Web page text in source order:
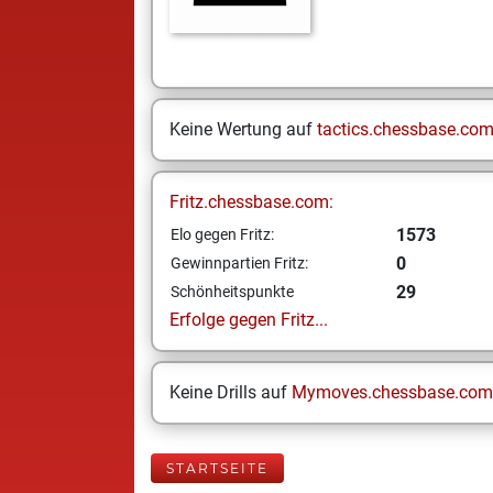
Keine Wertung auf tactics.chessbase.com
Fritz.chessbase.com:
Elo gegen Fritz: 1573
Gewinnpartien Fritz: 0
Schönheitspunkte
29
Erfolge gegen Fritz...
Keine Drills auf Mymoves.chessbase.com
STARTSEITE